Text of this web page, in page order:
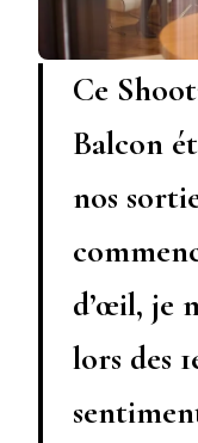
Ce
Balcon
nos
d’œil, je
lors des